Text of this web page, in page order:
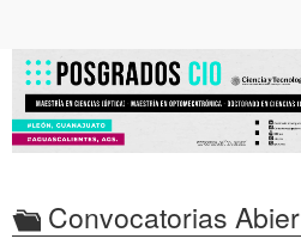
Convocatorias